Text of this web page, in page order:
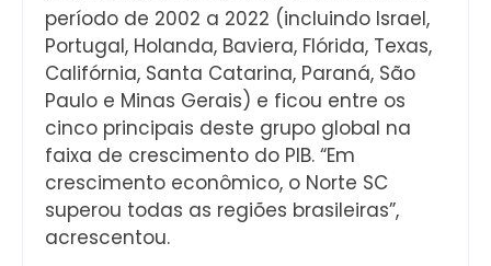
período de 2002 a 2022 (incluindo Israel,
Portugal, Holanda, Baviera, Flórida, Texas,
Califórnia, Santa Catarina, Paraná, São
Paulo e Minas Gerais) e ficou entre os
cinco principais deste grupo global na
faixa de crescimento do PIB. “Em
crescimento econômico, o Norte SC
superou todas as regiões brasileiras”,
acrescentou.